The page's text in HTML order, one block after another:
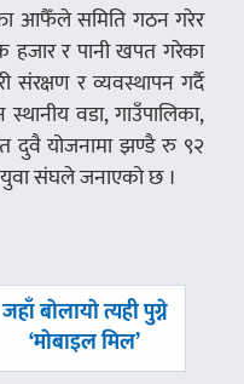
आफैँले समिति गठन गरेर
हजार र पानी खपत गरेका
र व्यवस्थापन गर्दै
वडा, गाउँपालिका,
दुवै योजनामा झण्डै रु ९२
संघले जनाएको छ ।
अघिल्लाे
जहाँ बाेलायाे त्यही पुग्ने
‘माेबाइल मिल’